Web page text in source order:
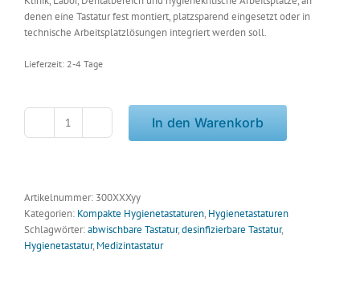
denen eine Tastatur fest montiert, platzsparend eingesetzt oder in
technische Arbeitsplatzlösungen integriert werden soll.
Lieferzeit: 2-4 Tage
Purekeys
Hygienetastatur
flach,
USB-
Kabel,
VESA-
In den Warenkorb
Artikelnummer: 300XXXyy
Kategorien: Kompakte Hygienetastaturen, Hygienetastaturen
Schlagwörter:abwischbare Tastatur,desinfizierbare Tastatur,
Hygienetastatur, Medizintastatur